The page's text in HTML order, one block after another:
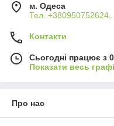
м. Одеса
Тел. +380950752624,
Контакти
Сьогодні працює з
Показати весь
Про нас